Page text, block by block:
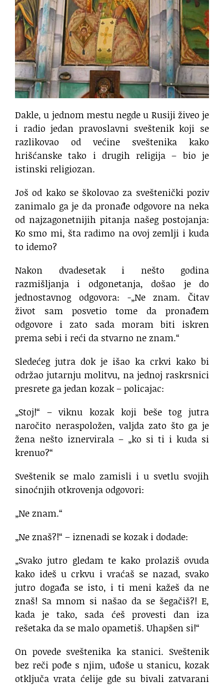
Dakle, u jednom mestu negde u Rusiji živeo je
i radio jedan pravoslavni sveštenik koji se
razlikovao od većine sveštenika kako
hrišćanske tako i drugih religija – bio je
istinski religiozan.
Još od kako se školovao za sveštenički poziv
zanimalo ga je da pronađe odgovore na neka
od najzagonetnijih pitanja našeg postojanja:
Ko smo mi, šta radimo na ovoj zemlji i kuda
to idemo?
Nakon dvadesetak i nešto godina
razmišljanja i odgonetanja, došao je do
jednostavnog odgovora: -„Ne znam. Čitav
život sam posvetio tome da pronađem
odgovore i zato sada moram biti iskren
prema sebi i reći da stvarno ne znam.“
Sledećeg jutra dok je išao ka crkvi kako bi
održao jutarnju molitvu, na jednoj raskrsnici
presrete ga jedan kozak – policajac:
„Stoj!“ – viknu kozak koji beše tog jutra
naročito neraspoložen, valjda zato što ga je
žena nešto iznervirala – „ko si ti i kuda si
krenuo?“
Sveštenik se malo zamisli i u svetlu svojih
sinoćnjih otkrovenja odgovori:
„Ne znam.“
„Ne znaš?!“ – iznenadi se kozak i dodade:
„Svako jutro gledam te kako prolaziš ovuda
kako ideš u crkvu i vraćaš se nazad, svako
jutro događa se isto, i ti meni kažeš da ne
znaš! Sa mnom si našao da se šegačiš?! E,
kada je tako, sada ćeš provesti dan iza
rešetaka da se malo opametiš. Uhapšen si!“
On povede sveštenika ka stanici. Sveštenik
bez reči pođe s njim, uđoše u stanicu, kozak
otključa vrata ćelije gde su bivali zatvarani